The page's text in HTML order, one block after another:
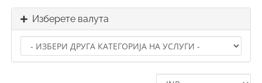
Изберете валута